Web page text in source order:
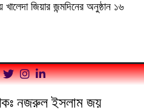
খালেদা জিয়ার জন্মদিনের অনুষ্ঠান ১৬
নজরুল ইসলাম জয়